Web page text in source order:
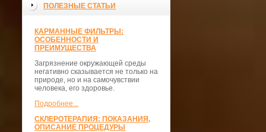
ПОЛЕЗНЫЕ СТАТЬИ
КАРМАННЫЕ ФИЛЬТРЫ:
ОСОБЕННОСТИ И
ПРЕИМУЩЕСТВА
Загрязнение окружающей среды
негативно сказывается не только на
природе, но и на самочувствии
человека, его здоровье.
Подробнее...
СКЛЕРОТЕРАПИЯ: ПОКАЗАНИЯ,
ОПИСАНИЕ ПРОЦЕДУРЫ